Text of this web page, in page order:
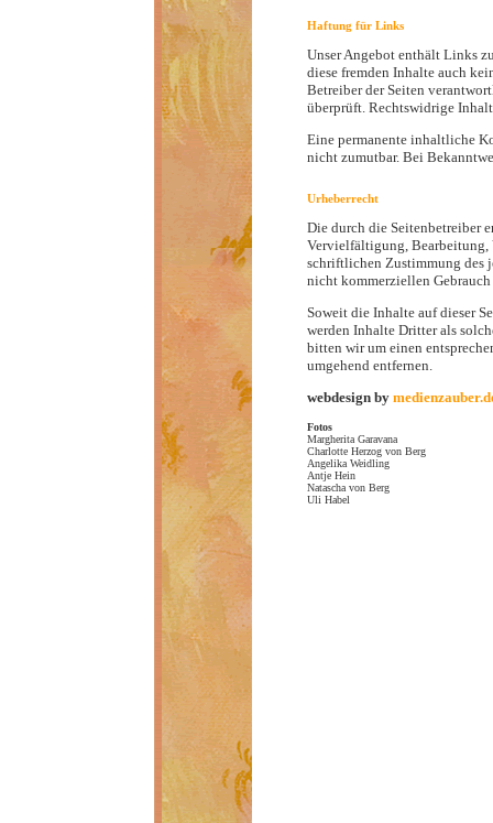
Haftung für Links
Unser Angebot enthält Links
diese fremden Inhalte auch
Betreiber der Seiten
überprüft. Rechtswidrige
Eine permanente inhaltliche
nicht zumutbar. Bei
Urheberrecht
Die durch die Seitenbetreiber
Vervielfältigung, Bearbeitung,
schriftlichen Zustimmung des
nicht kommerziellen Gebrauch
Soweit die Inhalte auf dieser
werden Inhalte Dritter als
bitten wir um einen
umgehend entfernen.
webdesign by
Fotos
Margherita Garavana
Charlotte Herzog von Berg
Angelika Weidling
Antje Hein
Natascha von Berg
Uli Habel